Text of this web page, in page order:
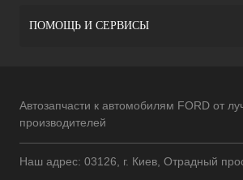
ПОМОЩЬ И СЕРВИСЫ
Автозапчасти к автомобилям FORD от
производителей
Наш адрес: 03126, г. Киев, Отрадный